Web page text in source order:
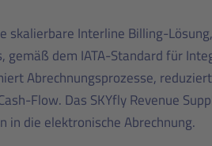
skalierbare Interline Billing-Lösung,
gemäß dem IATA-Standard für
Abrechnungsprozesse,
Flow. Das SKYfly Revenue
in die elektronische Abrechnung.